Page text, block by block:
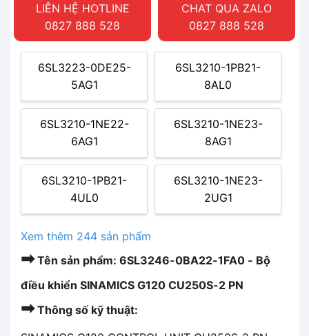
LIÊN HỆ HOTLINE
0827 888 528
CHAT QUA ZALO
0827 888 528
6SL3223-0DE25-
5AG1
6SL3210-1PB21-
8AL0
6SL3210-1NE22-
6AG1
6SL3210-1NE23-
8AG1
6SL3210-1PB21-
4UL0
6SL3210-1NE23-
2UG1
Xem thêm 244 sản phẩm
➡Tên sản phẩm: 6SL3246-0BA22-1FA0 - Bộ
điều khiển SINAMICS G120 CU250S-2 PN
➡Thông số kỹ thuật: